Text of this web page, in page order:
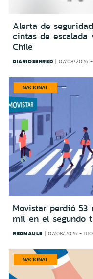
Alerta de
cintas de escalada
Chile
DIARIOSENRED 07/08/2026 -
NACIONAL
Movistar perdió
mil en el segundo
REDMAULE 07/08/2026 -
NACIONAL